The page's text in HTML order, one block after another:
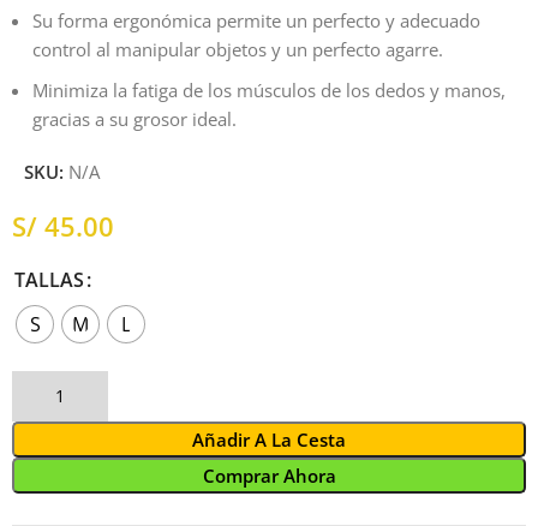
Su forma ergonómica permite un perfecto y adecuado
control al manipular objetos y un perfecto agarre.
Minimiza la fatiga de los músculos de los dedos y manos,
gracias a su grosor ideal.
SKU: N/A
S/
TALLAS
S
M L
Añadir A La Cesta
Comprar Ahora